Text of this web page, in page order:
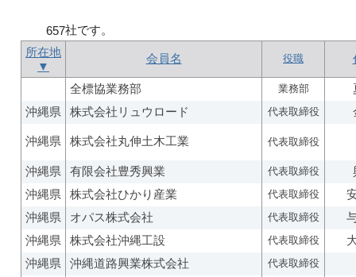
657社です。
所在地
▼
会員名 役職
全標協業務部 業務部
沖縄県
株式会社リュウロード 代表取締役
沖縄県 株式会社丸伸土木工業 代表取締役
沖縄県 有限会社豊秀興業 代表取締役
沖縄県
株式会社ひかり産業 代表取締役
沖縄県
オパス株式会社 代表取締役
沖縄県
株式会社沖縄工設 代表取締役
沖縄県
沖縄道路興業株式会社 代表取締役